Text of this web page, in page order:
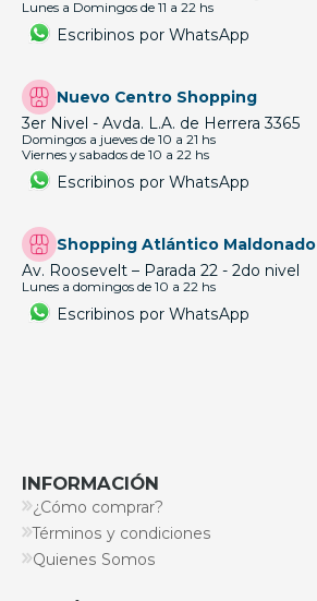
Lunes a Domingos de 11 a 22 hs
Escribinos por WhatsApp
Nuevo Centro Shopping
3er Nivel - Avda. L.A. de Herrera 3365
Domingos a jueves de 10 a 21 hs
Viernes y sabados de 10 a 22 hs
Escribinos por WhatsApp
Shopping Atlántico Maldonado
Av. Roosevelt – Parada 22 - 2do nivel
Lunes a domingos de 10 a 22 hs
Escribinos por WhatsApp
INFORMACIÓN
¿Cómo comprar?
Términos y condiciones
Quienes Somos